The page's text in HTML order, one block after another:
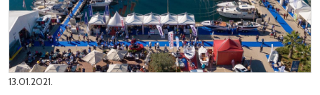
13.01.2021.